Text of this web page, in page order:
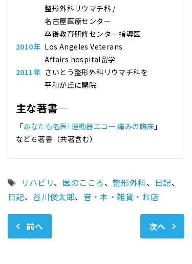
タ
グ
リハビリ、 医のこころ、整形外科、 日記、
日記、 谷川俊太郎、 音・本・雑貨・お店
整形外科リウマチ科 /
名古屋医療センター
卒後教育研修センター指導医
2010年 Los Angeles Veterans
Affairs hospital留学
2011年 さいとう整形外科リウマチ科を
平和が丘に開院
主な著書
「あなたも名医! 運動器エコー 痛みの臨床 」
など６著書（共著含む）
前へ 次へ